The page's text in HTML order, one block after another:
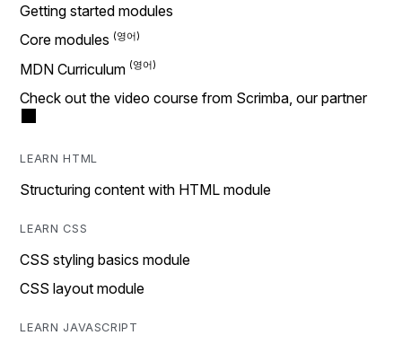
Getting started modules
Core modules
MDN Curriculum
Check out the video course from Scrimba, our partner
LEARN HTML
Structuring content with HTML module
LEARN CSS
CSS styling basics module
CSS layout module
LEARN JAVASCRIPT